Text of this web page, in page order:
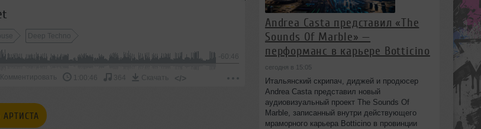
Deep Techno
-60:46
Комментировать 1:00:46 364 Скачать </>
Andrea Casta представил «The
Sounds Of Marble» —
перформанс в карьере Botticino
сегодня в 15:05
Итальянский скрипач, диджей и продюсер
Andrea Casta представил новый
аудиовизуальный проект The Sounds Of
Marble, записанный внутри действующего
мраморного карьера Botticino в провинции